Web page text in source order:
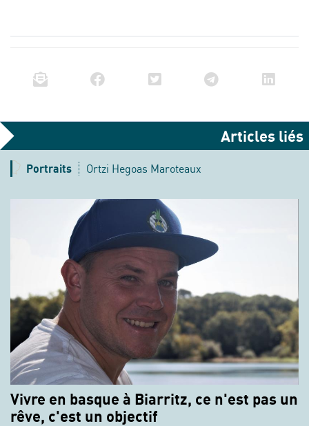
Articles liés
Portraits Ortzi Hegoas Maroteaux
Vivre en basque à Biarritz, ce n'est pas un
rêve, c'est un objectif